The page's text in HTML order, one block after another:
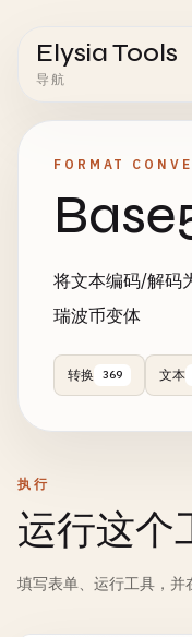
Elysia Tools
导航
FORMAT
将文本编码/解码
瑞波币变体
转换 369 文本
执行
运行这个
填写表单、运行工具，并